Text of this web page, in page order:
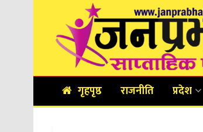
गृहपृष्ठ राजनीति प्रदेश